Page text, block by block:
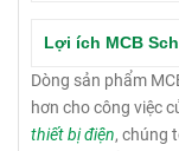
Lợi ích MCB
Dòng sản phẩm
hơn cho công việc
thiết bị điện, chúng